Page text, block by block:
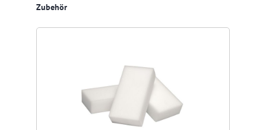
Produktgalerie überspringen
Zubehör